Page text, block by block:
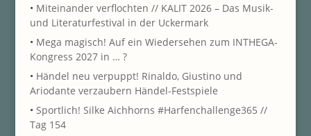
• Miteinander verflochten // KALIT 2026 – Das Musik-
und Literaturfestival in der Uckermark
• Mega magisch! Auf ein Wiedersehen zum INTHEGA-
Kongress 2027 in … ?
• Händel neu verpuppt! Rinaldo, Giustino und
Ariodante verzaubern Händel-Festspiele
• Sportlich! Silke Aichhorns #Harfenchallenge365 //
Tag 154